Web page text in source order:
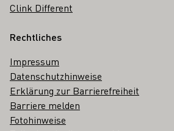
Clink Different
Rechtliches
Impressum
Datenschutzhinweise
Erklärung zur Barrierefreiheit
Barriere melden
Fotohinweise